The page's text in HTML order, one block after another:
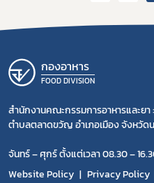
กองอาหาร
FOOD DIVISION
สำนักงานคณะกรรมการอาหารและย
ตำบลตลาดขวัญ อำเภอเมือง จังหวัด
จันทร์ – ศุกร์ ตั้งแต่เวลา 08.30 –
Website Policy
Privacy Policy